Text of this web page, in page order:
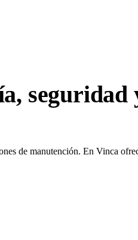
seguridad
de manutención. En Vinca